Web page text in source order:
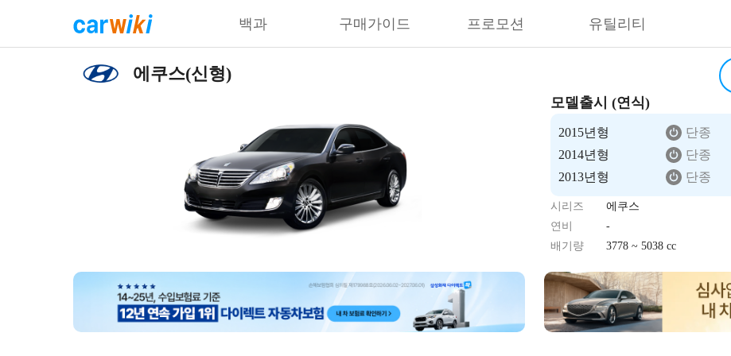
백과 구매가이드 프로모션 유틸리티
에쿠스(신형)
모델출시 (연식)
2015년형 단종
2014년형
단종
2013년형
단종
시리즈 에쿠스
연비
-
배기량
3778 ~ 5038 cc